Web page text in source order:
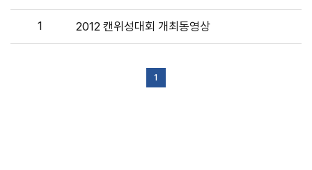
1 2012 캔위성대회 개최동영상
1